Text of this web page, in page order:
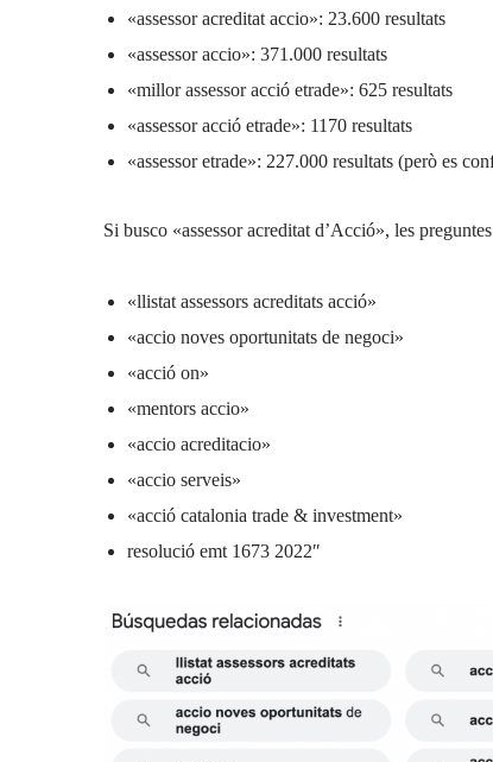
«assessor acreditat accio»: 23.600 resultats
«assessor accio»: 371.000 resultats
«millor assessor acció etrade»: 625 resultats
«assessor acció etrade»: 1170 resultats
«assessor etrade»: 227.000 resultats (però es
Si busco «assessor acreditat d’Acció», les
«llistat assessors acreditats acció»
«accio noves oportunitats de negoci»
«acció on»
«mentors accio»
«accio acreditacio»
«accio serveis»
«acció catalonia trade & investment»
resolució emt 1673 2022″